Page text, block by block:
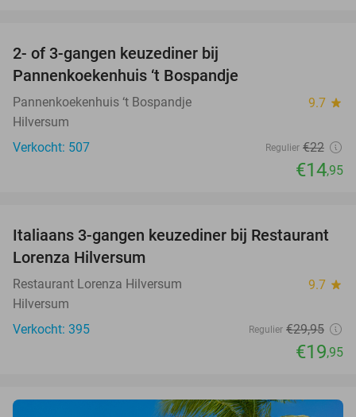
2- of 3-gangen keuzediner bij
Pannenkoekenhuis ‘t Bospandje
Pannenkoekenhuis ‘t Bospandje 9.7 star
Hilversum
Verkocht: 507
Regulier €22
€14,95
33%
Italiaans 3-gangen keuzediner bij Restaurant
Lorenza Hilversum
Restaurant Lorenza Hilversum 9.7 star
Hilversum
Verkocht: 395
Regulier €29,95
€19,95